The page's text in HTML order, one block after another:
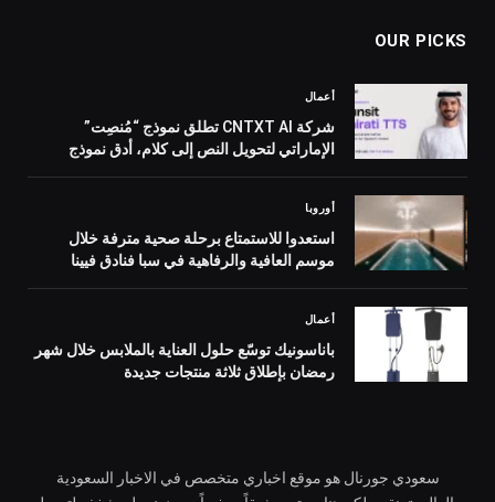
OUR PICKS
أعمال
شركة CNTXT AI تطلق نموذج “مُنصِت”
الإماراتي لتحويل النص إلى كلام، أدق نموذج
أوروبا
استعدوا للاستمتاع برحلة صحية مترفة خلال
موسم العافية والرفاهية في سبا فنادق فيينا
أعمال
باناسونيك توسّع حلول العناية بالملابس خلال شهر
رمضان بإطلاق ثلاثة منتجات جديدة
سعودي جورنال هو موقع اخباري متخصص في الاخبار السعودية